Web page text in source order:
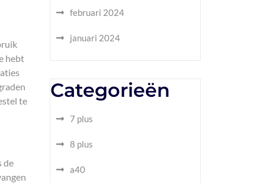
hebt
te
de
februari 2024
januari 2024
Categorieën
7 plus
8 plus
a40